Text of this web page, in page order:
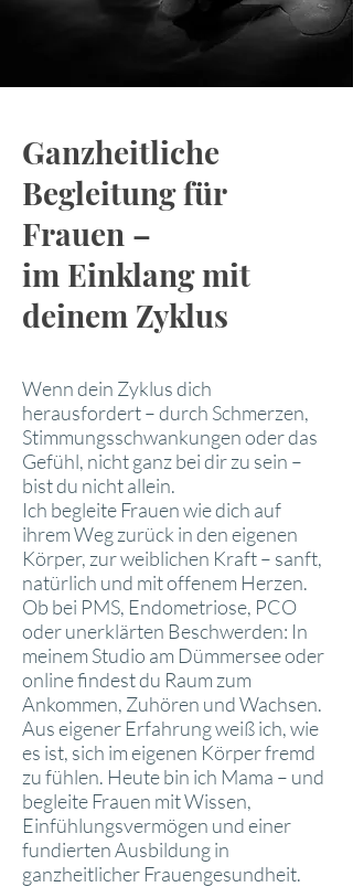
Ganzheitliche
Begleitung für
Frauen –
im Einklang mit
deinem Zyklus
Wenn dein Zyklus dich
herausfordert – durch Schmerzen,
Stimmungsschwankungen oder das
Gefühl, nicht ganz bei dir zu sein –
bist du nicht allein.
Ich begleite Frauen wie dich auf
ihrem Weg zurück in den eigenen
Körper, zur weiblichen Kraft – sanft,
natürlich und mit offenem Herzen.
Ob bei PMS, Endometriose, PCO
oder unerklärten Beschwerden: In
meinem Studio am Dümmersee oder
online findest du Raum zum
Ankommen, Zuhören und Wachsen.
Aus eigener Erfahrung weiß ich, wie
es ist, sich im eigenen Körper fremd
zu fühlen. Heute bin ich Mama – und
begleite Frauen mit Wissen,
Einfühlungsvermögen und einer
fundierten Ausbildung in
ganzheitlicher Frauengesundheit.